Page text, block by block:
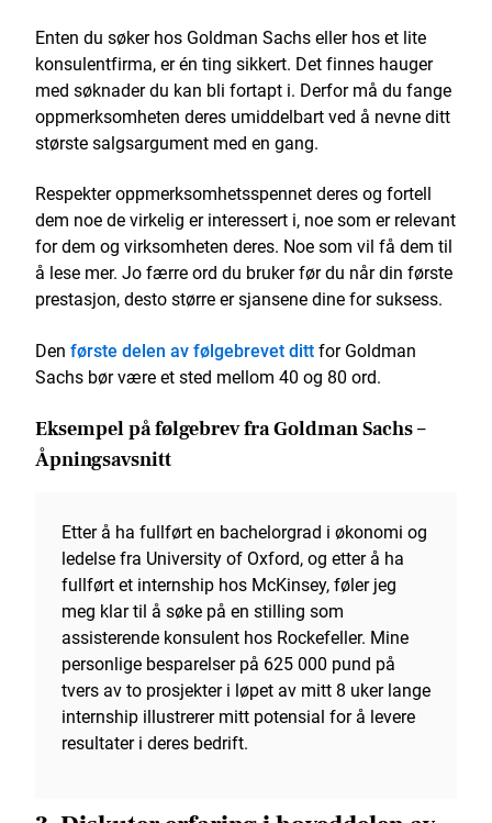
Enten du søker hos Goldman Sachs eller hos et lite
konsulentfirma, er én ting sikkert. Det finnes hauger
med søknader du kan bli fortapt i. Derfor må du fange
oppmerksomheten deres umiddelbart ved å nevne ditt
største salgsargument med en gang.
Respekter oppmerksomhetsspennet deres og fortell
dem noe de virkelig er interessert i, noe som er relevant
for dem og virksomheten deres. Noe som vil få dem til
å lese mer. Jo færre ord du bruker før du når din første
prestasjon, desto større er sjansene dine for suksess.
Den første delen av følgebrevet dittfor Goldman
Sachs bør være et sted mellom 40 og 80 ord.
Eksempel på følgebrev fra Goldman Sachs –
Åpningsavsnitt
Etter å ha fullført en bachelorgrad i økonomi og
ledelse fra University of Oxford, og etter å ha
fullført et internship hos McKinsey, føler jeg
meg klar til å søke på en stilling som
assisterende konsulent hos Rockefeller. Mine
personlige besparelser på 625 000 pund på
tvers av to prosjekter i løpet av mitt 8 uker lange
internship illustrerer mitt potensial for å levere
resultater i deres bedrift.